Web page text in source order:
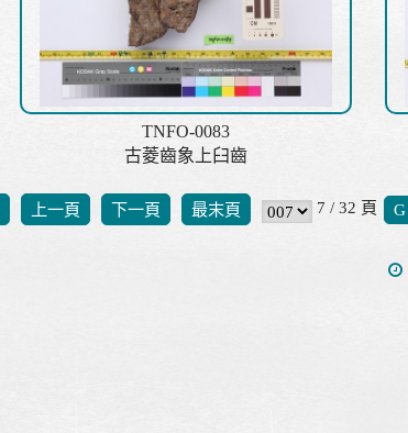
TNFO-0083
古菱齒象上臼齒
上一頁 下一頁 最末頁 7 / 32 頁